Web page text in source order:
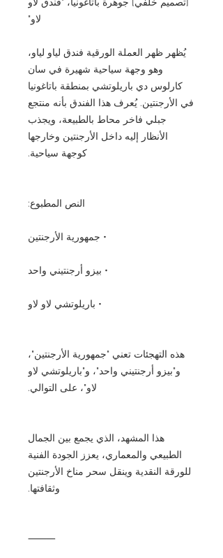
لاو"
يُظهر ظهر العملة الورقية فندق لياو لياو،
وهو وجهة سياحية شهيرة في سان
كارلوس دي باريلوتشي بمنطقة باتاغونيا
في الأرجنتين. يُعرف هذا الفندق بأنه منتجع
جبلي فاخر محاط بالطبيعة، ويجذب
الأنظار إليه داخل الأرجنتين وخارجها
كوجهة سياحية.
النص المطبوع:
• جمهورية الأرجنتين
• بيزو أرجنتيني واحد
• باريلوتشي لاو لاو
هذه التهجئات تعني "جمهورية الأرجنتين"،
و"بيزو أرجنتيني واحد"، و"باريلوتشي لاو
لاو"، على التوالي.
هذا المشهد، الذي يجمع بين الجمال
الطبيعي والمعماري، يعزز الجودة الفنية
للورقة النقدية وينقل سحر مناخ الأرجنتين
وثقافتها.
⸻